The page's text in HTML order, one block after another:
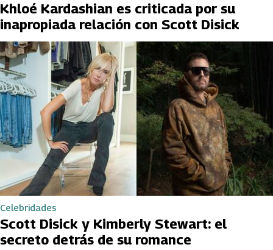
Khloé Kardashian es criticada por su
inapropiada relación con Scott Disick
Celebridades
Scott Disick y Kimberly Stewart: el
secreto detrás de su romance